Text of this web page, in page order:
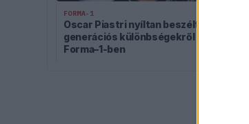
FORMA-1
Oscar Piastri nyíltan beszélt a
generációs különbségekről a
Forma–1-ben